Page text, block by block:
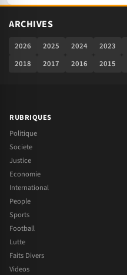
ARCHIVES
2026 2025 2024 2023
2018
2017 2016 2015
RUBRIQUES
Politique
Societe
Justice
Economie
International
People
Sports
Football
Lutte
Faits Divers
Videos